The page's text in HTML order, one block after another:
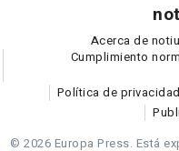
Acerca de
Cumplimiento
Política de privacidad
© 2026 Europa Press. Está